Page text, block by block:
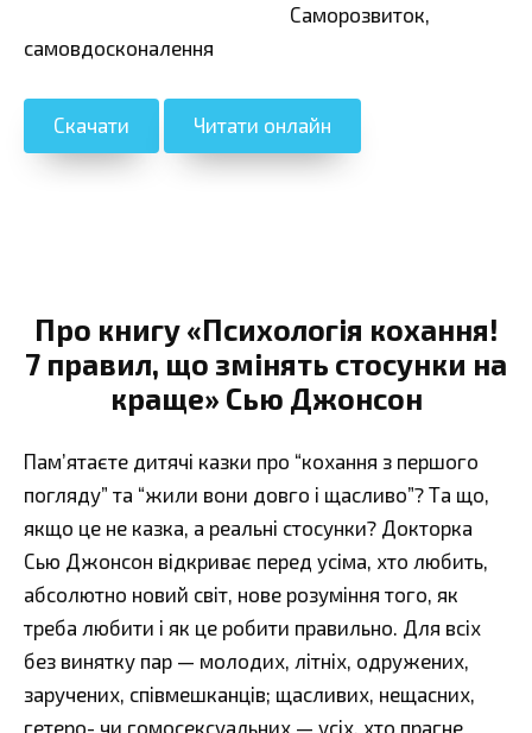
Саморозвиток,
самовдосконалення
Скачати Читати онлайн
Про книгу «Психологія кохання!
7 правил, що змінять стосунки на
краще» Сью Джонсон
Пам’ятаєте дитячі казки про “кохання з першого
погляду” та “жили вони довго і щасливо”? Та що,
якщо це не казка, а реальні стосунки? Докторка
Сью Джонсон відкриває перед усіма, хто любить,
абсолютно новий світ, нове розуміння того, як
треба любити і як це робити правильно. Для всіх
без винятку пар — молодих, літніх, одружених,
заручених, співмешканців; щасливих, нещасних,
гетеро- чи гомосексуальних — усіх, хто прагне